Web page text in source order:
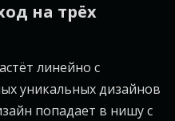
на трёх
линейно с
уникальных дизайнов
попадает в нишу с